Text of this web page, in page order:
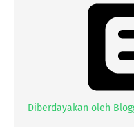
Diberdayakan oleh